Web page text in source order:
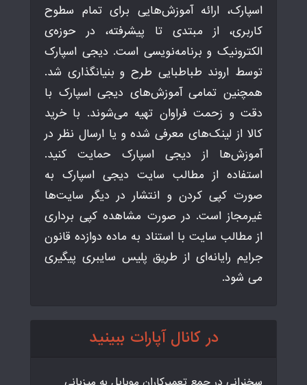
اسپارک، ارائه آموزش‌هایی برای تمام سطوح
کاربری، از مبتدی تا پیشرفته، در حوزه‌ی
الکترونیک و برنامه‌نویسی است. دیجی اسپارک
توسط اروند طباطبایی طرح و بنیانگذاری شد.
همچنین تمامی آموزش‌های دیجی اسپارک با
دقت و زحمت فراوان تهیه می‌شوند. با خرید
کالا از لینک‌های معرفی شده و یا ارسال نظر در
آموزش‌ها از دیجی اسپارک حمایت کنید.
استفاده از مطالب سایت دیجی اسپارک به
صورت کپی کردن و انتشار در دیگر سایت‌ها
غیرمجاز است. در صورت مشاهده کپی برداری
از مطالب سایت با استناد به ماده دوازده قانون
جرایم رایانه‌ای از طریق پلیس سایبری پیگیری
می شود.
در کانال آپارات ببینید